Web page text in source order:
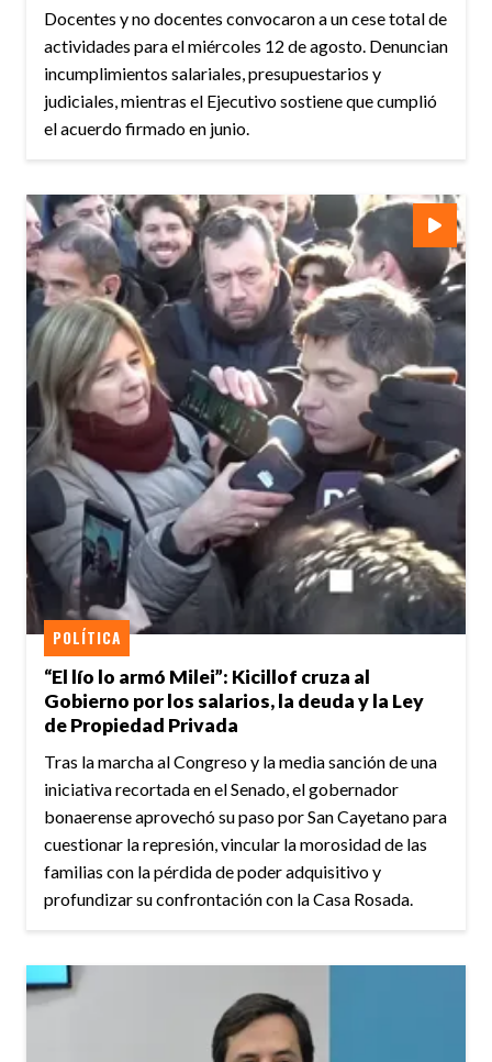
Docentes y no docentes convocaron a un cese total de
actividades para el miércoles 12 de agosto. Denuncian
incumplimientos salariales, presupuestarios y
judiciales, mientras el Ejecutivo sostiene que cumplió
el acuerdo firmado en junio.
“El lío lo armó Milei”: Kicillof cruza al
Gobierno por los salarios, la deuda y la Ley
de Propiedad Privada
POLÍTICA
Tras la marcha al Congreso y la media sanción de una
iniciativa recortada en el Senado, el gobernador
bonaerense aprovechó su paso por San Cayetano para
cuestionar la represión, vincular la morosidad de las
familias con la pérdida de poder adquisitivo y
profundizar su confrontación con la Casa Rosada.